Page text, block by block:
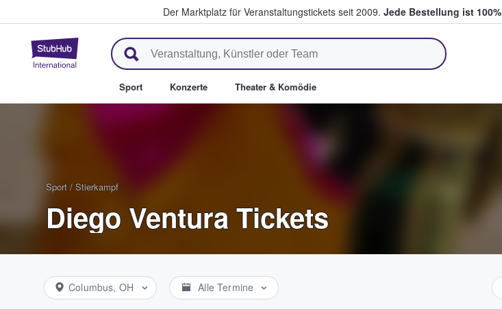
Der Marktplatz für Veranstaltungstickets seit 2009. Jede Bestellung ist
StubHub - Wo Fans Tickets kaufen & verkaufen
Sport Konzerte Theater & Komödie
Sport / Stierkampf
Diego Ventura Tickets
Columbus, OH Alle Termine